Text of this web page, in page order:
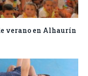
verano en Alhaurín